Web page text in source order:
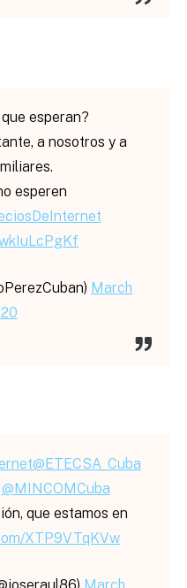
que esperan?
a nosotros y a
esperen
March
@ETECSA_Cuba
@MINCOMCuba
que estamos en
XTP9VTqKVw